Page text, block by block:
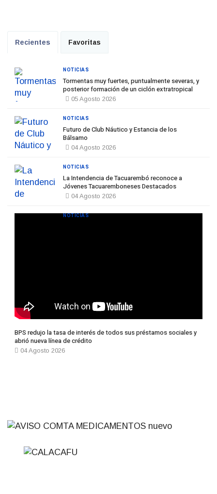
Recientes Favoritas
Tormentas muy fuertes, puntualmente severas, y
posterior formación de un ciclón extratropical
05 Agosto 2026
NOTICIAS
Futuro de Club Náutico y Estancia de los
Bálsamo
04 Agosto 2026
NOTICIAS
La Intendencia de Tacuarembó reconoce a
Jóvenes Tacuaremboneses Destacados
04 Agosto 2026
NOTICIAS
BPS redujo la tasa de interés de todos sus préstamos sociales y
abrió nueva línea de crédito
04 Agosto 2026
NOTICIAS